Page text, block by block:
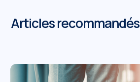
Articles recommandés